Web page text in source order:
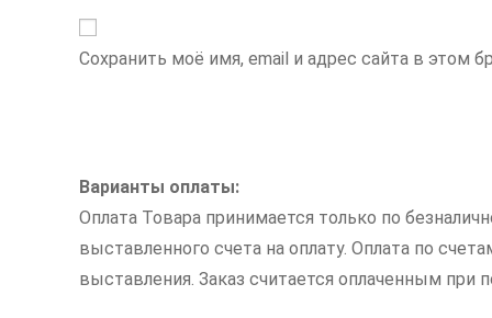
Сохранить моё имя, email и адрес сайта в этом
Варианты оплаты:
Оплата Товара принимается только по
выставленного счета на оплату. Оплата по
выставления. Заказ считается оплаченным при